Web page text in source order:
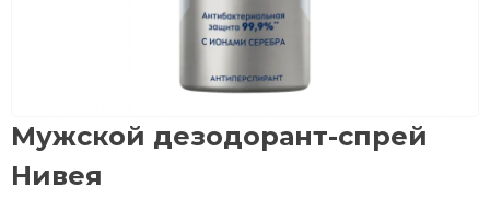
Мужской дезодорант-спрей
Нивея